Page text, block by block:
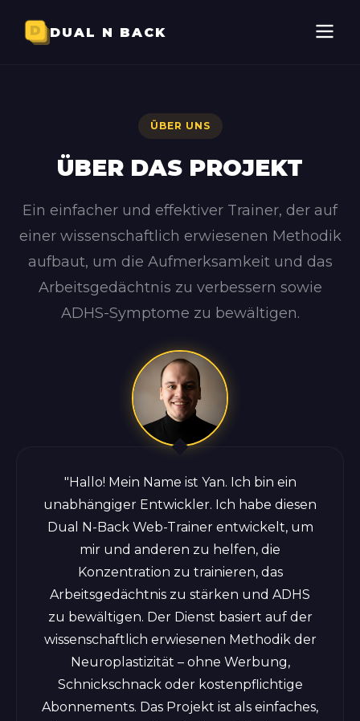
DUAL N BACK
ÜBER UNS
ÜBER DAS PROJEKT
Ein einfacher und effektiver Trainer, der auf
einer wissenschaftlich erwiesenen Methodik
aufbaut, um die Aufmerksamkeit und das
Arbeitsgedächtnis zu verbessern sowie
ADHS-Symptome zu bewältigen.
"Hallo! Mein Name ist Yan. Ich bin ein
unabhängiger Entwickler. Ich habe diesen
Dual N-Back Web-Trainer entwickelt, um
mir und anderen zu helfen, die
Konzentration zu trainieren, das
Arbeitsgedächtnis zu stärken und ADHS
zu bewältigen. Der Dienst basiert auf der
wissenschaftlich erwiesenen Methodik der
Neuroplastizität – ohne Werbung,
Schnickschnack oder kostenpflichtige
Abonnements. Das Projekt ist als einfaches,